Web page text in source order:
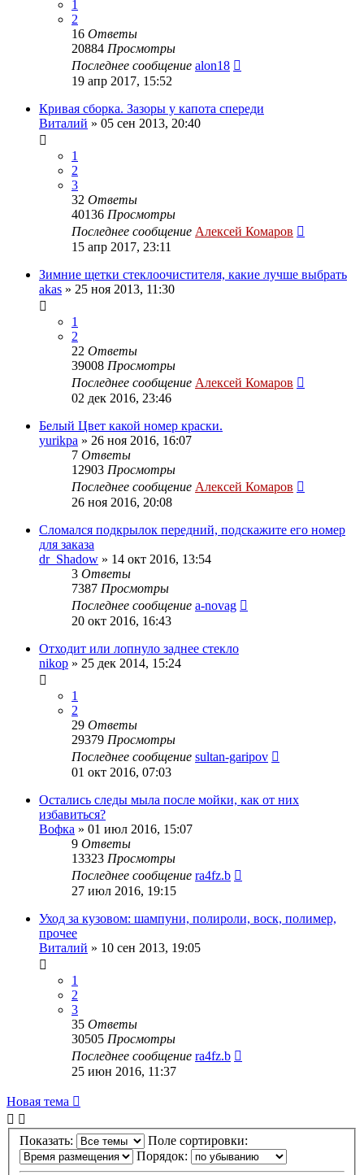
1
2
16 Ответы
20884 Просмотры
Последнее сообщение alon18
19 апр 2017, 15:52
Кривая сборка. Зазоры у капота спереди
Виталий » 05 сен 2013, 20:40
1
2
3
32 Ответы
40136 Просмотры
Последнее сообщение Алексей Комаров
15 апр 2017, 23:11
Зимние щетки стеклоочистителя, какие лучше выбрать
akas » 25 ноя 2013, 11:30
1
2
22 Ответы
39008 Просмотры
Последнее сообщение Алексей Комаров
02 дек 2016, 23:46
Белый Цвет какой номер краски.
yurikpa » 26 ноя 2016, 16:07
7 Ответы
12903 Просмотры
Последнее сообщение Алексей Комаров
26 ноя 2016, 20:08
Сломался подкрылок передний, подскажите его номер
для заказа
dr_Shadow » 14 окт 2016, 13:54
3 Ответы
7387 Просмотры
Последнее сообщение a-novag
20 окт 2016, 16:43
Отходит или лопнуло заднее стекло
nikop » 25 дек 2014, 15:24
1
2
29 Ответы
29379 Просмотры
Последнее сообщение sultan-garipov
01 окт 2016, 07:03
Остались следы мыла после мойки, как от них
избавиться?
Вофка » 01 июл 2016, 15:07
9 Ответы
13323 Просмотры
Последнее сообщение ra4fz.b
27 июл 2016, 19:15
Уход за кузовом: шампуни, полироли, воск, полимер,
прочее
Виталий » 10 сен 2013, 19:05
1
2
3
35 Ответы
30505 Просмотры
Последнее сообщение ra4fz.b
25 июн 2016, 11:37
Новая тема
Показать:
Поле сортировки:
Порядок: